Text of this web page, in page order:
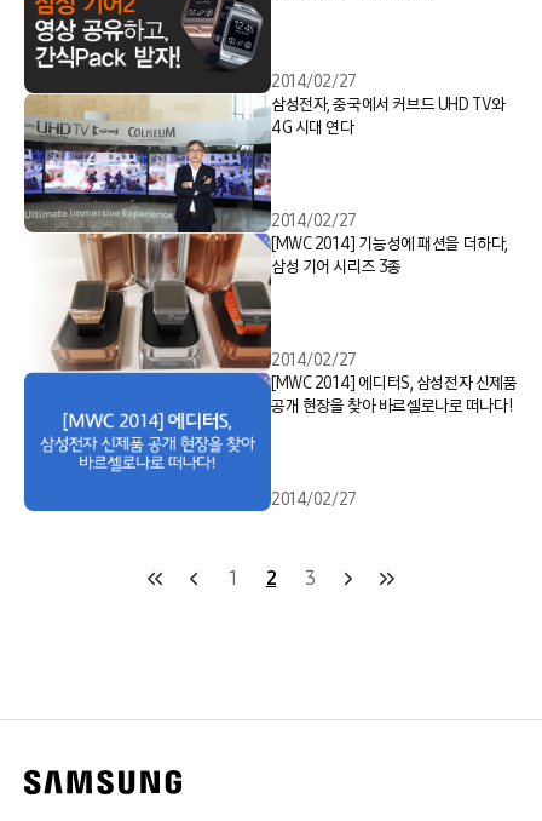
2014/02/27
삼성전자, 중국에서 커브드 UHD TV와
4G 시대 연다
2014/02/27
[MWC 2014] 기능성에 패션을 더하다,
삼성 기어 시리즈 3종
2014/02/27
[MWC 2014] 에디터S, 삼성전자 신제품
공개 현장을 찾아 바르셀로나로 떠나다!
2014/02/27
1 2 3